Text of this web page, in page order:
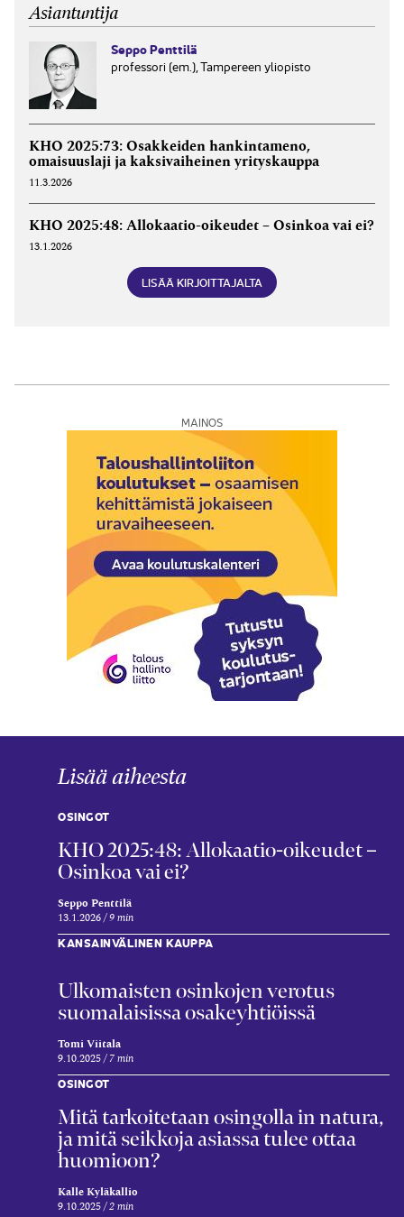
Asiantuntija
Seppo Penttilä
professori (em.), Tampereen yliopisto
KHO 2025:73: Osakkeiden hankintameno,
omaisuuslaji ja kaksivaiheinen yrityskauppa
11.3.2026
KHO 2025:48: Allokaatio-oikeudet – Osinkoa vai ei?
13.1.2026
LISÄÄ KIRJOITTAJALTA
MAINOS
Lisää aiheesta
OSINGOT
KHO 2025:48: Allokaatio-oikeudet –
Osinkoa vai ei?
Seppo Penttilä
13.1.2026 9 min
KANSAINVÄLINEN KAUPPA
Ulkomaisten osinkojen verotus
suomalaisissa osakeyhtiöissä
Tomi Viitala
9.10.2025 7 min
OSINGOT
Mitä tarkoitetaan osingolla in natura,
ja mitä seikkoja asiassa tulee ottaa
huomioon?
Kalle Kyläkallio
9.10.2025 2 min